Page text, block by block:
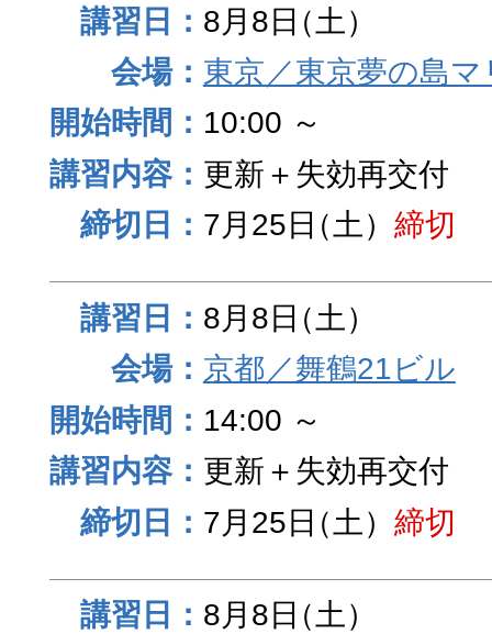
8月8日（土）
東京／東京夢の島マ
10:00 ～
更新＋失効再交付
7月25日（土） 締切
8月8日（土）
京都／舞鶴21ビル
14:00 ～
更新＋失効再交付
7月25日（土） 締切
8月8日（土）